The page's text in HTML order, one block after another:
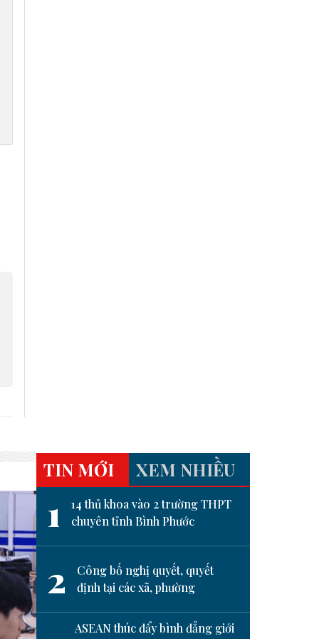
TIN MỚI XEM NHIỀU
1
14 thủ khoa vào 2 trường THPT
chuyên tỉnh Bình Phước
2
Công bố nghị quyết, quyết
định tại các xã, phường
ASEAN thúc đẩy bình đẳng giới